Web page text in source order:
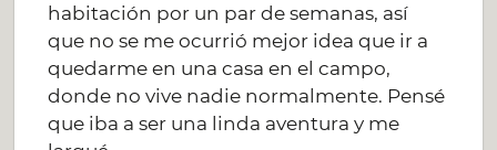
habitación por un par de semanas, así
que no se me ocurrió mejor idea que ir a
quedarme en una casa en el campo,
donde no vive nadie normalmente. Pensé
que iba a ser una linda aventura y me